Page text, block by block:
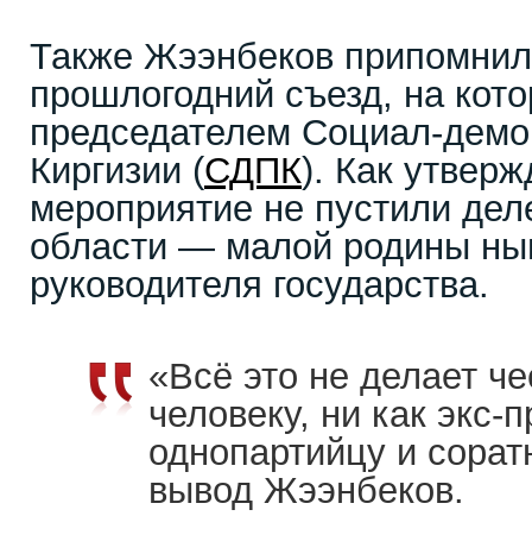
Также Жээнбеков
прошлогодний съезд, на
председателем Социал-
Киргизии (СДПК). Как
мероприятие не пустили
области — малой родины
руководителя государства.
«Всё это не делает
человеку, ни как экс-
однопартийцу и
вывод Жээнбеков.